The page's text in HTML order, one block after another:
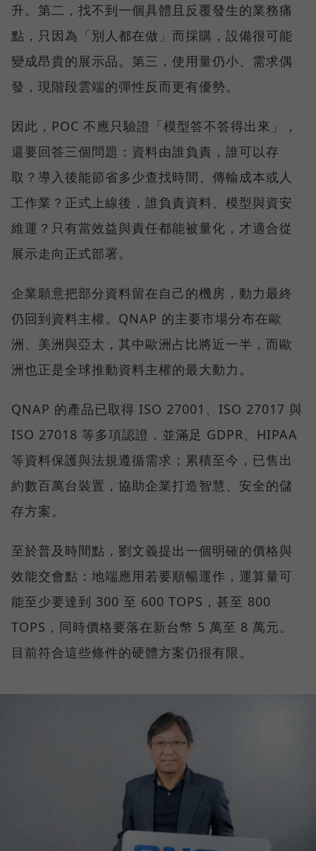
升。第二，找不到一個具體且反覆發生的業務痛
點，只因為「別人都在做」而採購，設備很可能
變成昂貴的展示品。第三，使用量仍小、需求偶
發，現階段雲端的彈性反而更有優勢。
因此，POC 不應只驗證「模型答不答得出來」，
還要回答三個問題：資料由誰負責，誰可以存
取？導入後能節省多少查找時間、傳輸成本或人
工作業？正式上線後，誰負責資料、模型與資安
維運？只有當效益與責任都能被量化，才適合從
展示走向正式部署。
企業願意把部分資料留在自己的機房，動力最終
仍回到資料主權。QNAP 的主要市場分布在歐
洲、美洲與亞太，其中歐洲占比將近一半，而歐
洲也正是全球推動資料主權的最大動力。
QNAP 的產品已取得 ISO 27001、ISO 27017 與
ISO 27018 等多項認證，並滿足 GDPR、HIPAA
等資料保護與法規遵循需求；累積至今，已售出
約數百萬台裝置，協助企業打造智慧、安全的儲
存方案。
至於普及時間點，劉文義提出一個明確的價格與
效能交會點：地端應用若要順暢運作，運算量可
能至少要達到 300 至 600 TOPS，甚至 800
TOPS，同時價格要落在新台幣 5 萬至 8 萬元。
目前符合這些條件的硬體方案仍很有限。